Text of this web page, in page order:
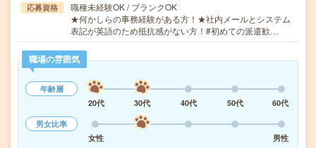
応募資格
職種未経験OK / ブランクOK
★何かしらの事務経験がある方！★社内メールとシステム
表記が英語のため抵抗感がない方！#初めての派遣歓…
職場の雰囲気
年齢層
20代
30代 40代 50代
60代
男女比率
女性
男性